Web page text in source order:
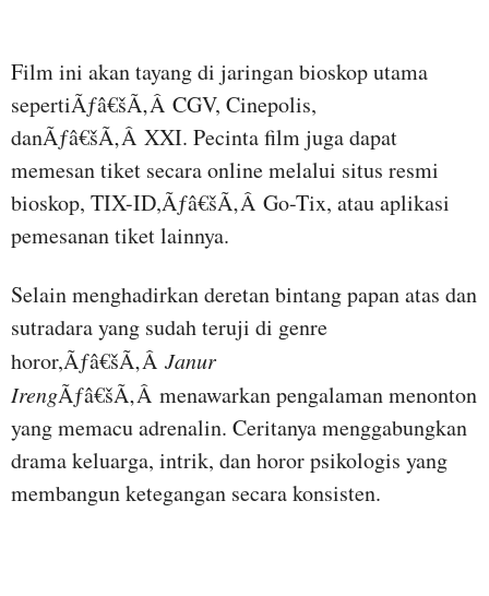
Film ini akan tayang di jaringan bioskop utama
sepertiÃƒâ€šÃ‚Â CGV, Cinepolis,
danÃƒâ€šÃ‚Â XXI. Pecinta film juga dapat
memesan tiket secara online melalui situs resmi
bioskop, TIX-ID,Ãƒâ€šÃ‚Â Go-Tix, atau aplikasi
pemesanan tiket lainnya.
Selain menghadirkan deretan bintang papan atas dan
sutradara yang sudah teruji di genre
horor,Ãƒâ€šÃ‚Â Janur
IrengÃƒâ€šÃ‚Â menawarkan pengalaman menonton
yang memacu adrenalin. Ceritanya menggabungkan
drama keluarga, intrik, dan horor psikologis yang
membangun ketegangan secara konsisten.